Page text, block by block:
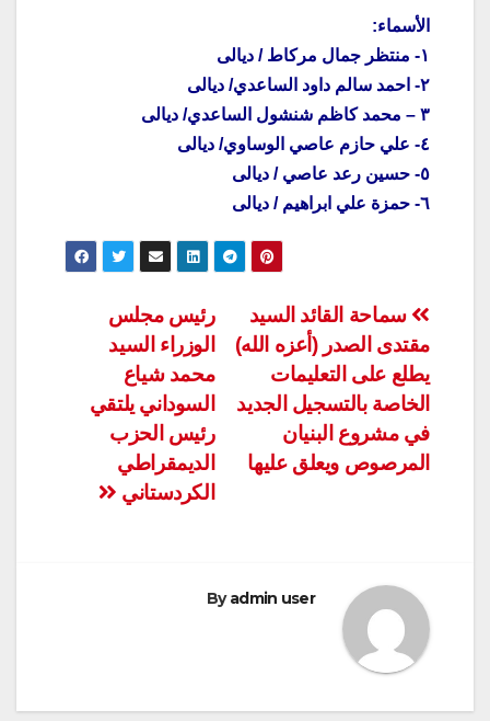
الأسماء:
١- منتظر جمال مركاط / ديالى
٢- احمد سالم داود الساعدي/ ديالى
٣ – محمد كاظم شنشول الساعدي/ ديالى
٤- علي حازم عاصي الوساوي/ ديالى
٥- حسين رعد عاصي / ديالى
٦- حمزة علي ابراهيم / ديالى
تصفّح
المقالات
رئيس مجلس
الوزراء السيد
محمد شياع
السوداني يلتقي
رئيس الحزب
الديمقراطي
الكردستاني
سماحة القائد السيد
مقتدى الصدر (أعزه الله)
يطلع على التعليمات
الخاصة بالتسجيل الجديد
في مشروع البنيان
المرصوص ويعلق عليها
Byadmin user